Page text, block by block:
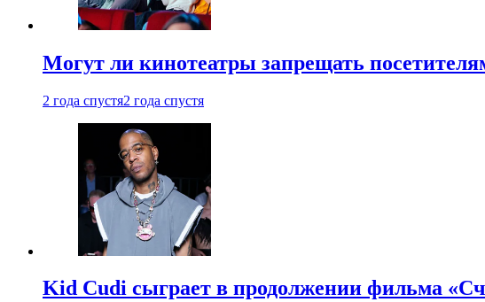
Могут ли кинотеатры запрещать
2 года спустя2 года спустя
Kid Cudi сыграет в продолжении фильма